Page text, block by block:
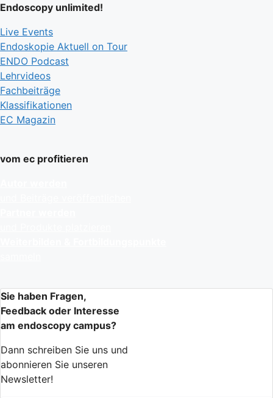
Endoscopy unlimited!
Live Events
Endoskopie Aktuell on Tour
ENDO Podcast
Lehrvideos
Fachbeiträge
Klassifikationen
EC Magazin
vom ec profitieren
Sie haben Fragen,
Feedback oder Interesse
am endoscopy campus?
Dann schreiben Sie uns und
abonnieren Sie unseren
Newsletter!